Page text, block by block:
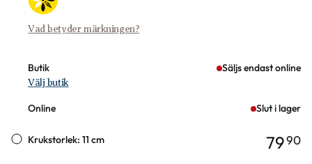
Vad betyder märkningen?
Butik Säljs endast online
Välj butik
Online Slut i lager
Krukstorlek: 11 cm 7990